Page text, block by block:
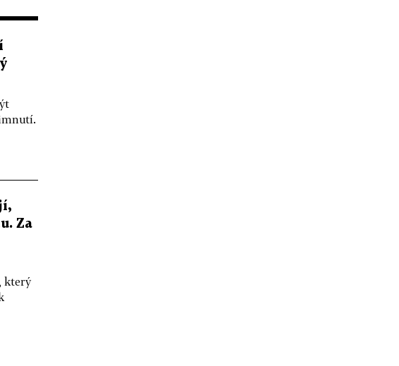
Za
který